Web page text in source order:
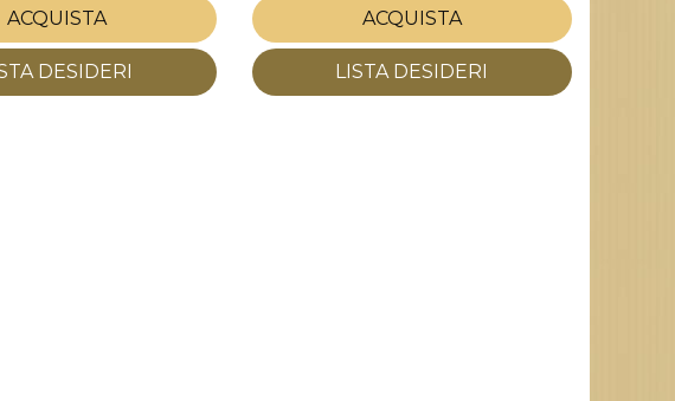
ACQUISTA
DESIDERI
ACQUISTA
LISTA DESIDERI